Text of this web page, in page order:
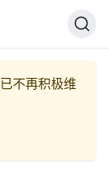
不再积极维